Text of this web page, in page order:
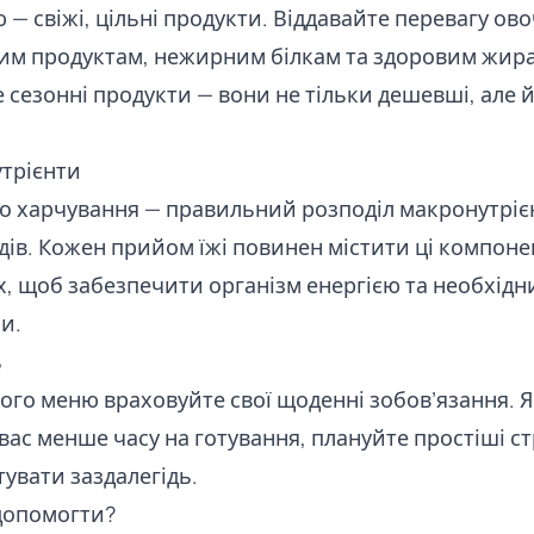
свіжі, цільні продукти. Віддавайте перевагу
продуктам, нежирним білкам та здоровим
продукти — вони не тільки дешевші, але
харчування — правильний розподіл
Кожен прийом їжі повинен містити ці
щоб забезпечити організм енергією та
меню враховуйте свої щоденні зобов’язання.
менше часу на готування, плануйте простіші
заздалегідь.